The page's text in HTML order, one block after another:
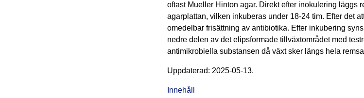
oftast Mueller Hinton agar. Direkt efter inokulering
agarplattan, vilken inkuberas under 18-24 tim. Efter det
omedelbar frisättning av antibiotika. Efter inkubering
nedre delen av det elipsformade tillväxtområdet med
antimikrobiella substansen då växt sker längs hela
Upp­da­te­rad: 2025-05-13.
Innehåll